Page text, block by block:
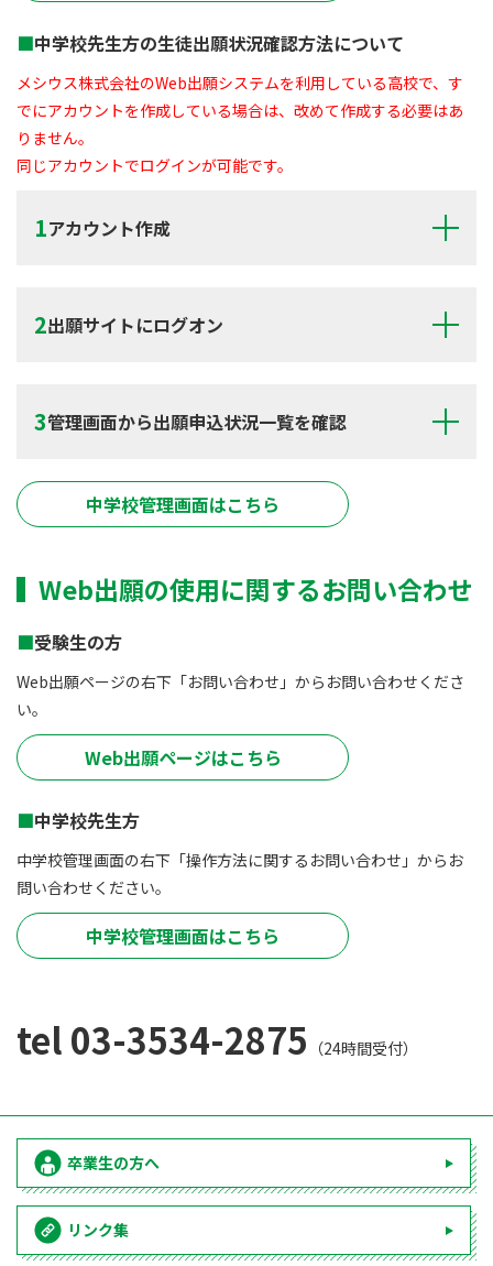
中学校先生方の生徒出願状況確認方法について
メシウス株式会社のWeb出願システムを利用している高校で、す
でにアカウントを作成している場合は、改めて作成する必要はあ
りません。
同じアカウントでログインが可能です。
アカウント作成
出願サイトにログオン
管理画面から出願申込状況一覧を確認
中学校管理画面はこちら
Web出願の使用に関するお問い合わせ
受験生の方
Web出願ページの右下「お問い合わせ」からお問い合わせくださ
い。
Web出願ページはこちら
中学校先生方
中学校管理画面の右下「操作方法に関するお問い合わせ」からお
問い合わせください。
中学校管理画面はこちら
tel 03-3534-2875 （24時間受付）
卒業生の方へ
リンク集